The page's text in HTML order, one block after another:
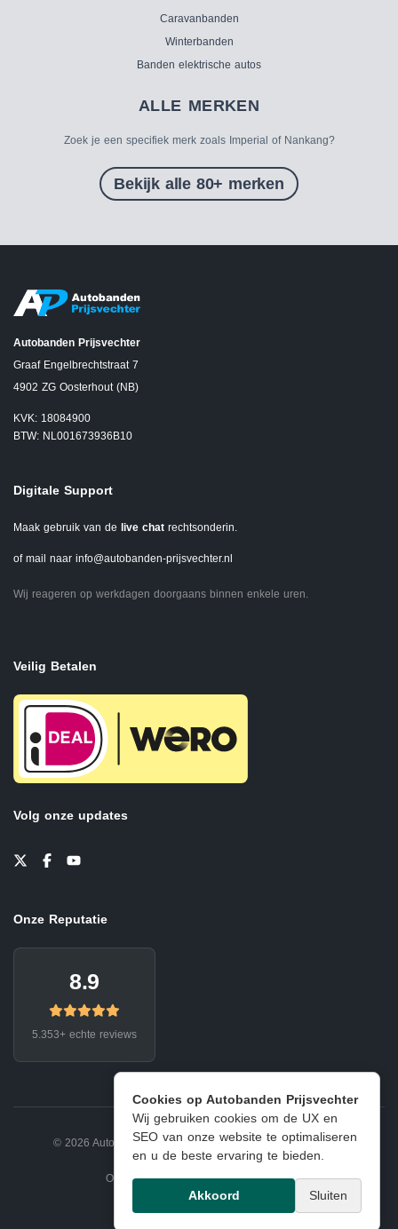
Cookies op Autobanden Prijsvechter
Wij gebruiken cookies om de UX en
SEO van onze website te optimaliseren
en u de beste ervaring te bieden.
Akkoord Sluiten
Caravanbanden
Winterbanden
Banden elektrische autos
ALLE MERKEN
Zoek je een specifiek merk zoals Imperial of Nankang?
Bekijk alle 80+ merken
Autobanden Prijsvechter
Graaf Engelbrechtstraat 7
4902 ZG Oosterhout (NB)
KVK: 18084900
BTW: NL001673936B10
Digitale Support
Maak gebruik van de live chat rechtsonderin.
of mail naar info@autobanden-prijsvechter.nl
Wij reageren op werkdagen doorgaans binnen enkele uren.
Veilig Betalen
Volg onze updates
Onze Reputatie
8.9
5.353+ echte reviews
© 2026 Autobanden Prijsvechter. Privacy | Voorwaarden
Onderdeel van EJ Banden Oosterhout